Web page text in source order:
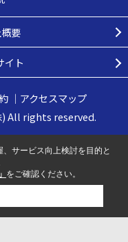
要
イト
｜ アクセスマップ
) All rights reserved.
サービス向上検討を目的と
をご確認ください。